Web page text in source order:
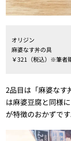
オリジン
麻婆なす丼の具
￥321（税込）※筆者
2品目は「麻婆なす
は麻婆豆腐と同様
が特徴のおかずです